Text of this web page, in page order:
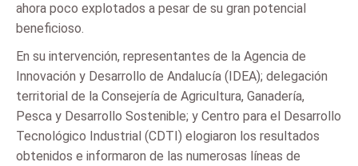
ahora poco explotados a pesar de su gran potencial
beneficioso.
En su intervención, representantes de la Agencia de
Innovación y Desarrollo de Andalucía (IDEA); delegación
territorial de la Consejería de Agricultura, Ganadería,
Pesca y Desarrollo Sostenible; y Centro para el Desarrollo
Tecnológico Industrial (CDTI) elogiaron los resultados
obtenidos e informaron de las numerosas líneas de